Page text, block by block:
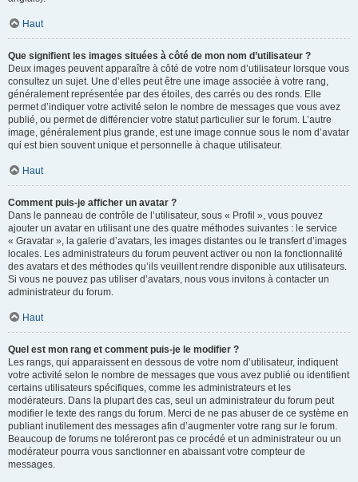
Haut
Que signifient les images situées à côté de mon nom d’utilisateur ?
Deux images peuvent apparaître à côté de votre nom d’utilisateur lorsque vous
consultez un sujet. Une d’elles peut être une image associée à votre rang,
généralement représentée par des étoiles, des carrés ou des ronds. Elle
permet d’indiquer votre activité selon le nombre de messages que vous avez
publié, ou permet de différencier votre statut particulier sur le forum. L’autre
image, généralement plus grande, est une image connue sous le nom d’avatar
qui est bien souvent unique et personnelle à chaque utilisateur.
Haut
Comment puis-je afficher un avatar ?
Dans le panneau de contrôle de l’utilisateur, sous « Profil », vous pouvez
ajouter un avatar en utilisant une des quatre méthodes suivantes : le service
« Gravatar », la galerie d’avatars, les images distantes ou le transfert d’images
locales. Les administrateurs du forum peuvent activer ou non la fonctionnalité
des avatars et des méthodes qu’ils veuillent rendre disponible aux utilisateurs.
Si vous ne pouvez pas utiliser d’avatars, nous vous invitons à contacter un
administrateur du forum.
Haut
Quel est mon rang et comment puis-je le modifier ?
Les rangs, qui apparaissent en dessous de votre nom d’utilisateur, indiquent
votre activité selon le nombre de messages que vous avez publié ou identifient
certains utilisateurs spécifiques, comme les administrateurs et les
modérateurs. Dans la plupart des cas, seul un administrateur du forum peut
modifier le texte des rangs du forum. Merci de ne pas abuser de ce système en
publiant inutilement des messages afin d’augmenter votre rang sur le forum.
Beaucoup de forums ne toléreront pas ce procédé et un administrateur ou un
modérateur pourra vous sanctionner en abaissant votre compteur de
messages.